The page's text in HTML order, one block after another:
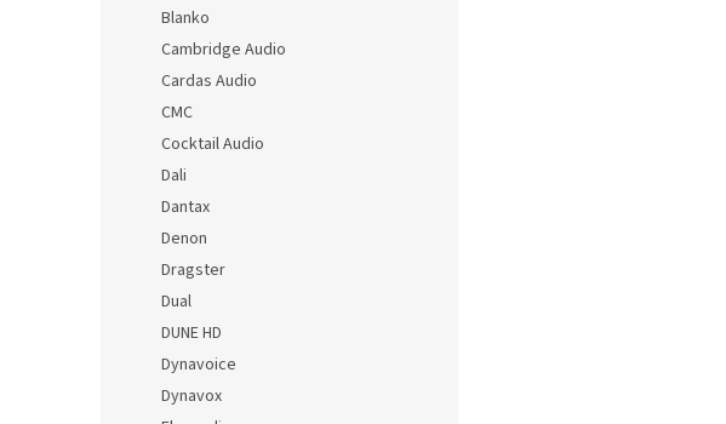
Blanko
Cambridge Audio
Cardas Audio
CMC
Cocktail Audio
Dali
Dantax
Denon
Dragster
Dual
DUNE HD
Dynavoice
Dynavox